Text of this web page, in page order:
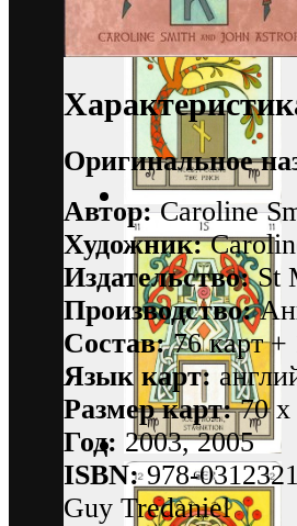
Оригинальное
Автор:Caroline
Художник:
Издательство:St
Производство:
Состав:76 карт +
Язык карт:
Размер карт:70 х
Год: 2003, 2005
ISBN:978-
Guy Tredaniel